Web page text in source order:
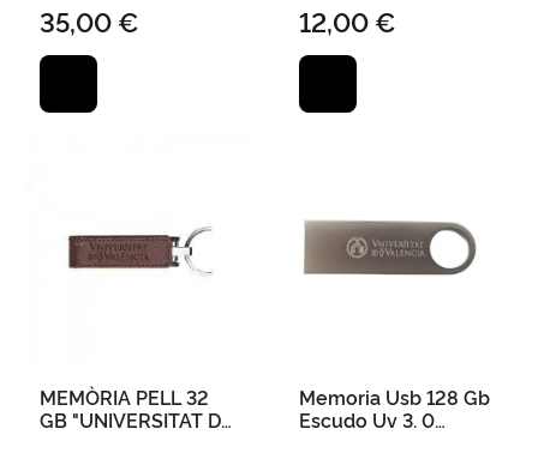
CANCEL·LACIÓ
35,00 €
*CMS MÒBIL I
*MAH-PLATA
12,00 €
MEMÒRIA PELL 32
GB "UNIVERSITAT DE
Memoria Usb 128 Gb
Escudo Uv 3. 0